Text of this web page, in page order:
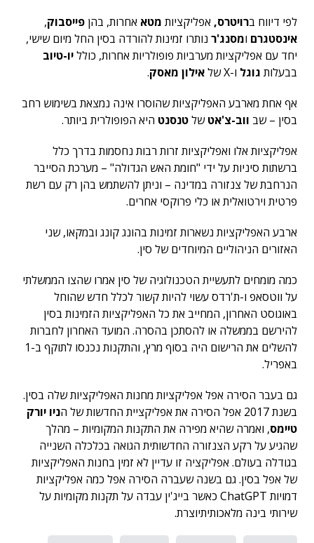
לפי דיווח ברויטרס, אפליקציות מטא אחרות, בהן פייסבוק,
אינסטגרם ומסנג'ר נותרו זמינות להורדה בסין החל מיום שישי,
יחד עם אפליקציות מערביות פופולריות אחרות, כולליו-טיוב
בבעלות גוגל ו-X של אילון מאסק.
אף אחת מארבע האפליקציות שהוסרו אינה נמצאת בשימוש רחב
בסין – שב ווב-צ'אטשלטנסנט היא הפופולרית ביותר.
אפליקציות אלו ואפליקציות זרות רבות נחסמות בדרך כלל
ברשתות סיניות על ידי "חומת האש הגדולה" – מערכת הסייבר
הנרחבת של צנזורה במדינה – וניתן להשתמש בהן רק עם רשת
פרטית וירטואלית או כלי פרוקסי אחרים.
ארבע האפליקציות נשארות זמינות בהונג קונג ובמקאו, שני
האזורים הניהוליים המיוחדים של סין.
כמה מומחים לתעשיית הטכנולוגיה של סין אמרו שהצו הממשלתי
על ווטסאפ ו-ת'רדס עשוי להיות קשור לכלל חדש שהוחל
באוגוסט האחרון, המחייב את כל האפליקציות הזמינות בסין
להירשם בממשלה או להסתכן בהסרה. המועד האחרון לחברות
להשלים את הרישום היה בסוף מרץ, והתקנות נכנסו לתוקף ב-1
באפריל.
גם בעבר הסירה אפל אפליקציות מחנות האפליקציות שלה בסין.
בשנת 2017 אפל הסירה את אפליקציית החדשות של ה
ניו יורק
טיימס, ואמרה שהיא מפירה את התקנות המקומיות – מהלך
שהגיע על רקע הצנזורה החדשותית הגואה בכלכלה השנייה
בגודלה בעולם. אפליקציה זו עדיין לא זמין בחנות האפליקציות
של אפל בסין. גם בשנה שעברה הסירה אפל כמה אפליקציות
דמויות ChatGPT כאשר בייג'ין עבדה על תקנות מקומיות על
שירותי בינה מלאכותיתיוצרת.